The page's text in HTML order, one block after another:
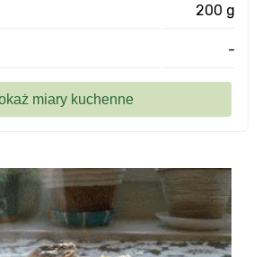
200 g
-